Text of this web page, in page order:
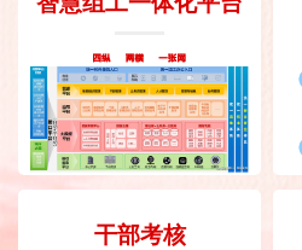
干部考核